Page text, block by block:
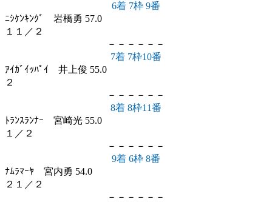
6着 7枠 9番
ﾆｼｹﾝｷﾝｸﾞ 岩橋勇 57.0
１１／２
－－－－－－
7着 7枠10番
ｱｲｶﾞｲｯﾊﾟｲ 井上俊 55.0
２
－－－－－－
8着 8枠11番
ﾄﾗﾝｽﾗﾝﾅｰ 宮崎光 55.0
１／２
－－－－－－
9着 6枠 8番
ﾅﾑﾗﾏｰﾔ 宮内勇 54.0
２１／２
－－－－－－